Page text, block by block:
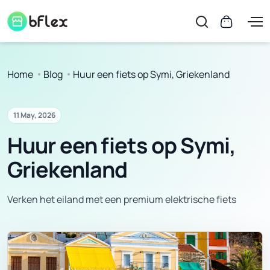
Home Blog Huur een fiets op Symi, Griekenland
11 May, 2026
Huur een fiets op Symi,
Griekenland
Verken het eiland met een premium elektrische fiets